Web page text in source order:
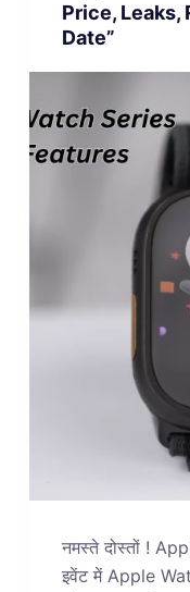
Price, Leaks,
Date”
नमस्ते दोस्तों !
इवेंट में Apple